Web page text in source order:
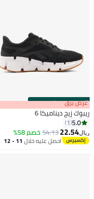
00m:00s
·باقي 100% عرض برق
ريبوك زيج ديناميكا 6
5.0
1
ريال22.54
54.13خصم 58%
احصل عليه خلال 11 - 12